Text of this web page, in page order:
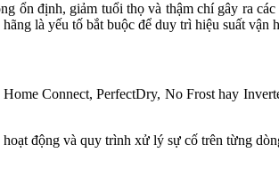
ổn định, giảm tuổi thọ và thậm chí gây ra
là yếu tố bắt buộc để duy trì hiệu suất vận
Connect, PerfectDry, No Frost hay
động và quy trình xử lý sự cố trên từng